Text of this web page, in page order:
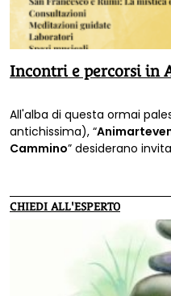
Incontri e percorsi in
All'alba di questa ormai
antichissima), “
Cammino” desiderano
CHIEDI ALL'ESPERTO